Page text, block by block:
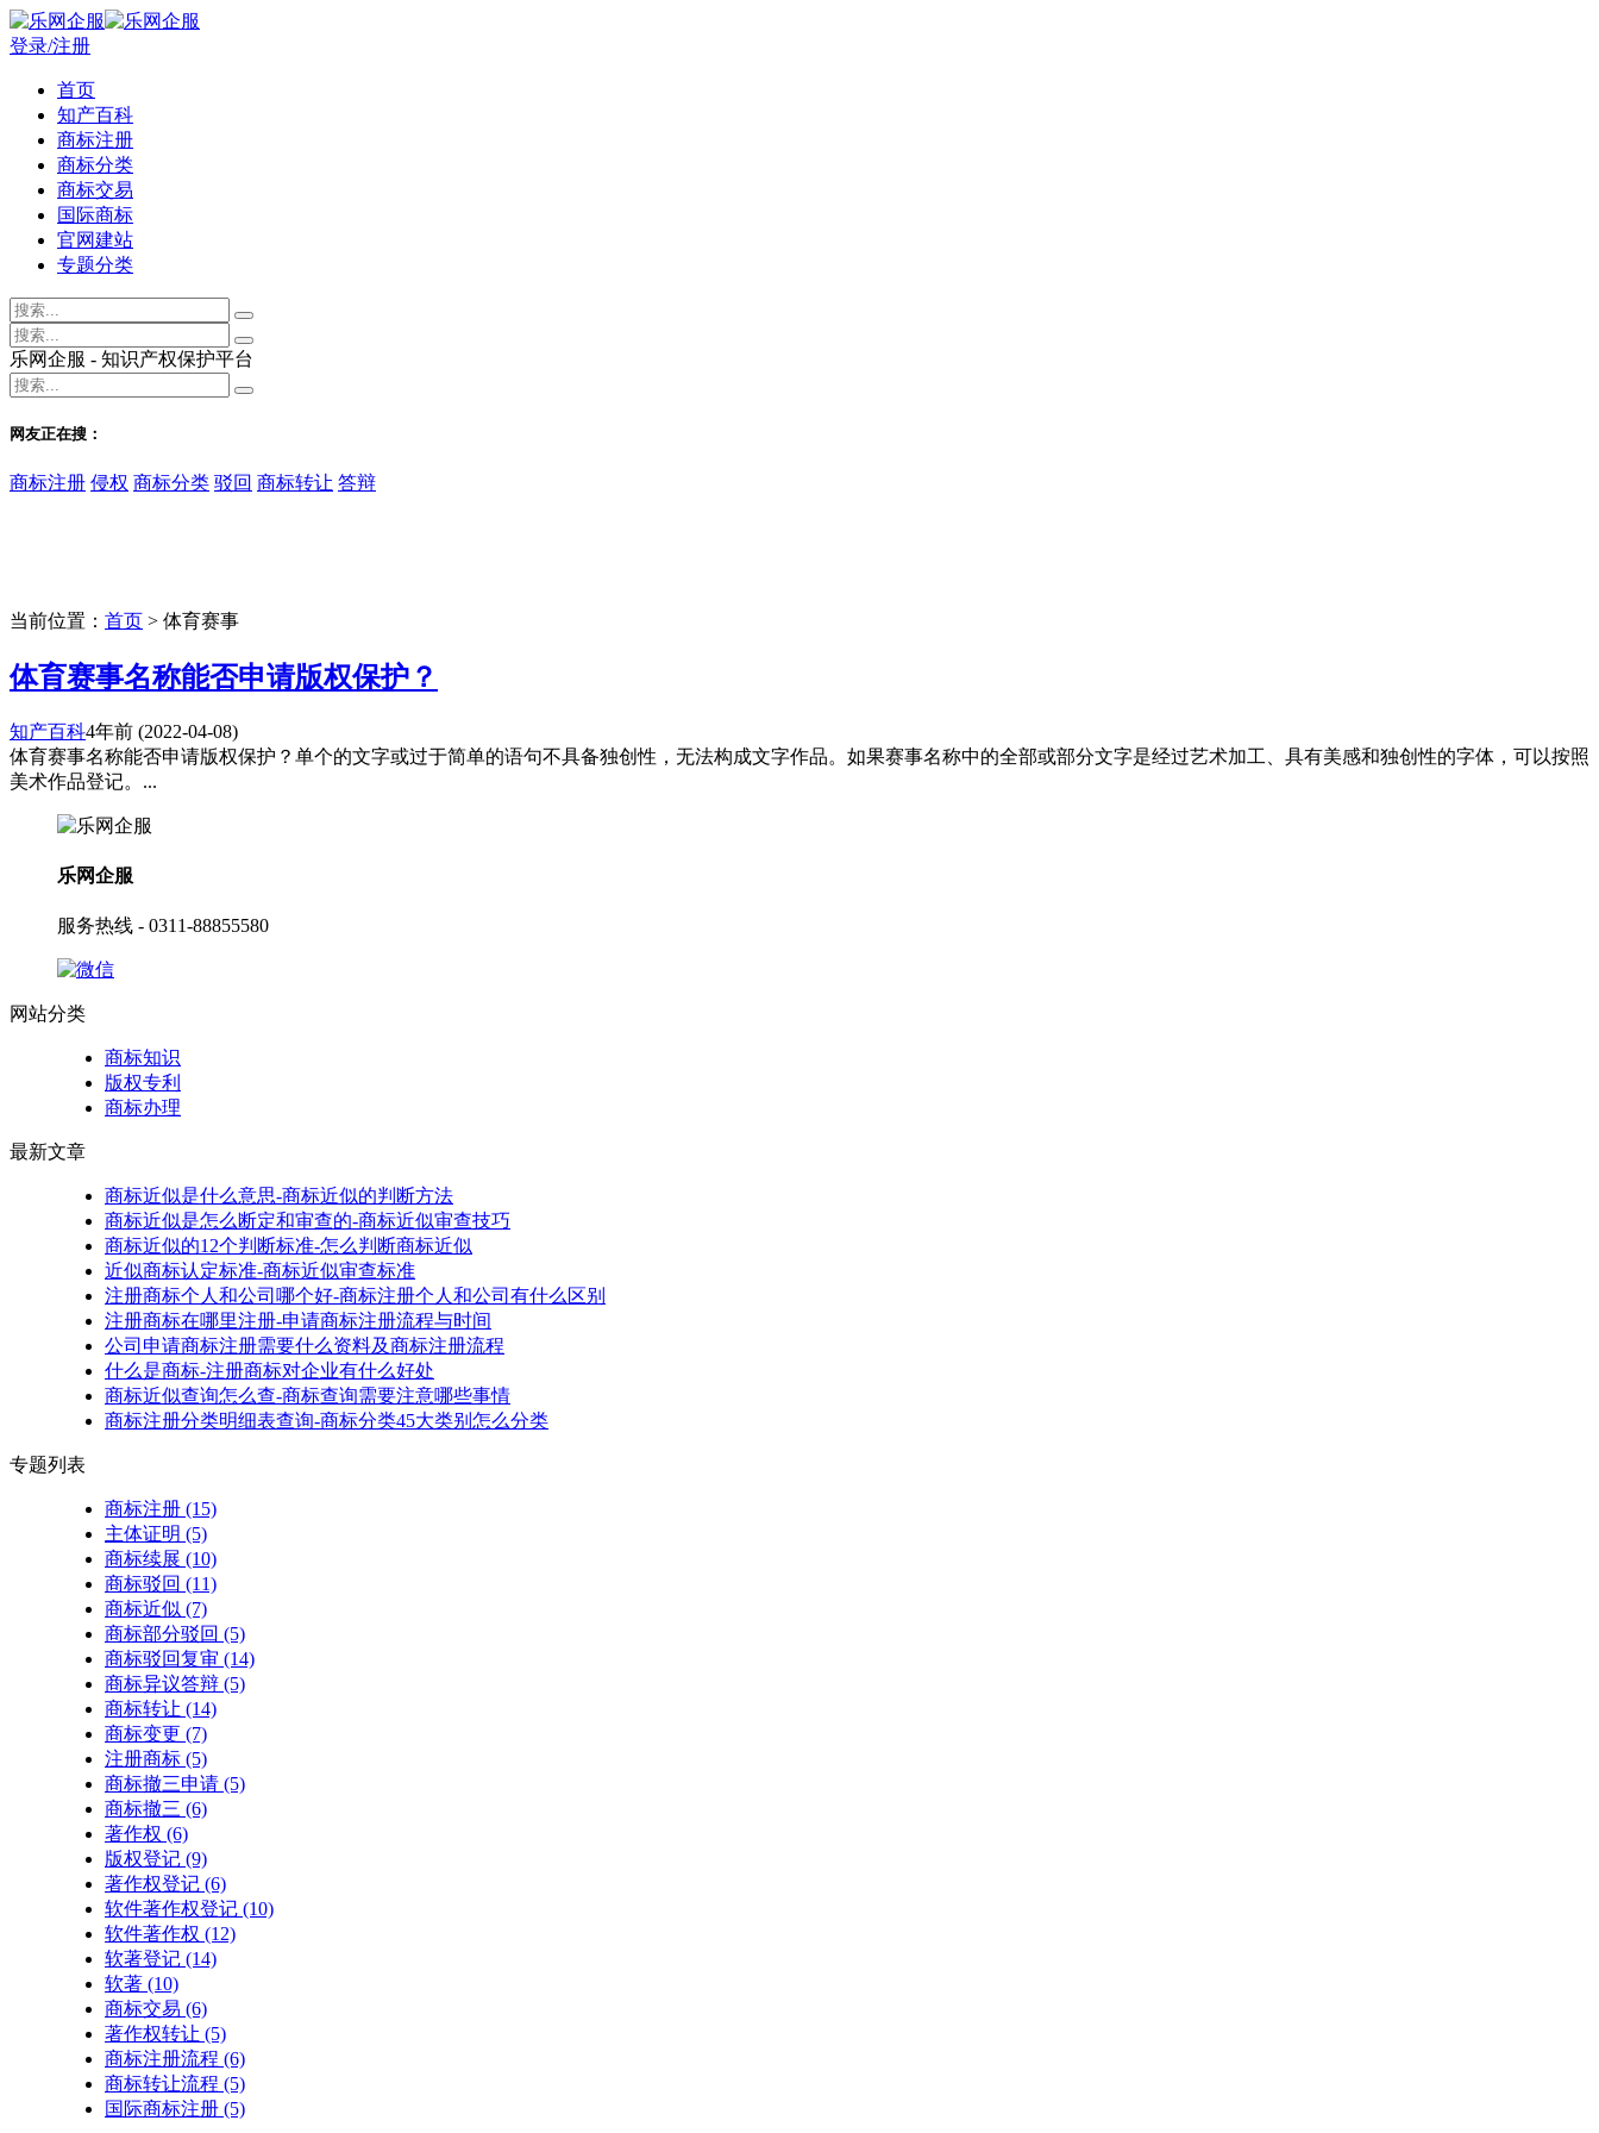
登录/注册
首页
知产百科
商标注册
商标分类
商标交易
国际商标
官网建站
专题分类
乐网企服 - 知识产权保护平台
网友正在搜：
商标注册 侵权 商标分类 驳回 商标转让 答辩
当前位置： 首页 > 体育赛事
体育赛事名称能否申请版权保护？
知产百科4年前 (2022-04-08)
体育赛事名称能否申请版权保护？单个的文字或过于简单的语句不具备独创性，无法构成文字作品。如果赛事名称中的全部或部分文字是经过艺术加工、具有美感和独创性的字体，可以按照
美术作品登记。...
乐网企服
服务热线 - 0311-88855580
网站分类
商标知识
版权专利
商标办理
最新文章
商标近似是什么意思-商标近似的判断方法
商标近似是怎么断定和审查的-商标近似审查技巧
商标近似的12个判断标准-怎么判断商标近似
近似商标认定标准-商标近似审查标准
注册商标个人和公司哪个好-商标注册个人和公司有什么区别
注册商标在哪里注册-申请商标注册流程与时间
公司申请商标注册需要什么资料及商标注册流程
什么是商标-注册商标对企业有什么好处
商标近似查询怎么查-商标查询需要注意哪些事情
商标注册分类明细表查询-商标分类45大类别怎么分类
专题列表
商标注册 (15)
主体证明 (5)
商标续展 (10)
商标驳回 (11)
商标近似 (7)
商标部分驳回 (5)
商标驳回复审 (14)
商标异议答辩 (5)
商标转让 (14)
商标变更 (7)
注册商标 (5)
商标撤三申请 (5)
商标撤三 (6)
著作权 (6)
版权登记 (9)
著作权登记 (6)
软件著作权登记 (10)
软件著作权 (12)
软著登记 (14)
软著 (10)
商标交易 (6)
著作权转让 (5)
商标注册流程 (6)
商标转让流程 (5)
国际商标注册 (5)